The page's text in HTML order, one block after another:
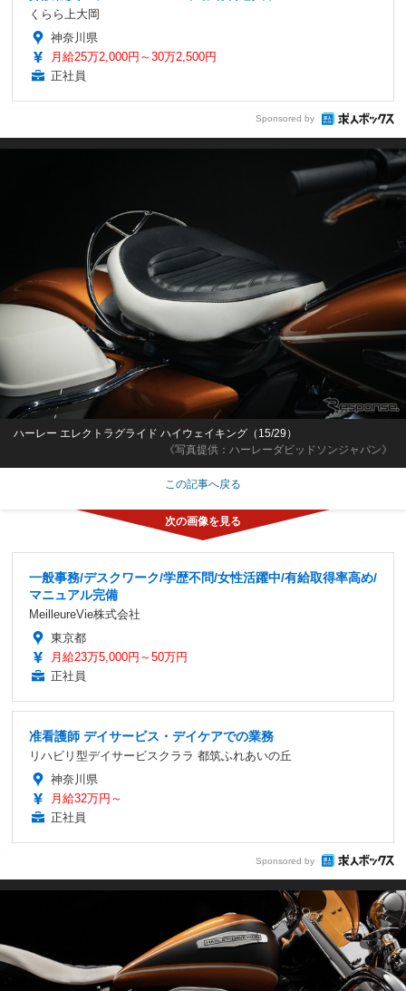
くらら上大岡
神奈川県
月給25万2,000円～30万2,500円
正社員
Sponsored by
《写真提供：ハーレーダビッドソンジャパン》
ハーレー エレクトラグライド ハイウェイキング（15/29）
この記事へ戻る
一般事務/デスクワーク/学歴不問/女性活躍中/有給取得率高め/
マニュアル完備
MeilleureVie株式会社
東京都
月給23万5,000円～50万円
正社員
准看護師 デイサービス・デイケアでの業務
リハビリ型デイサービスクララ 都筑ふれあいの丘
神奈川県
月給32万円～
正社員
Sponsored by